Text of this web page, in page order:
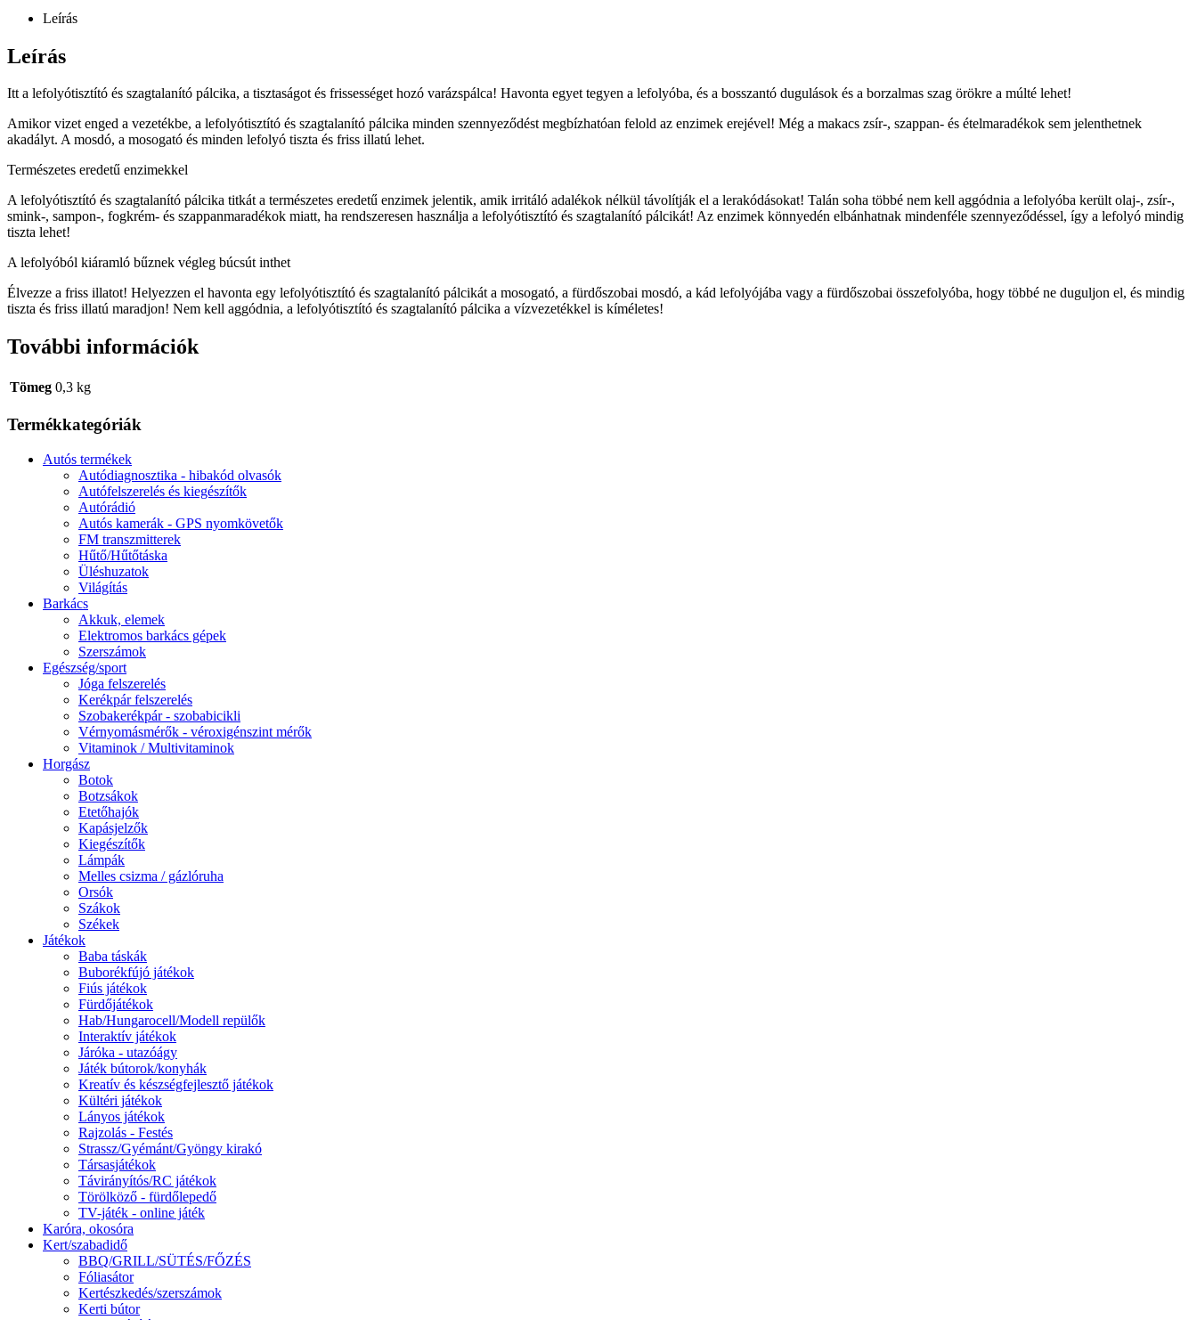
Leírás
Leírás
Itt a lefolyótisztító és szagtalanító pálcika, a tisztaságot és frissességet hozó varázspálca! Havonta egyet tegyen a lefolyóba, és a bosszantó dugulások és a borzalmas szag örökre a múlté lehet!
Amikor vizet enged a vezetékbe, a lefolyótisztító és szagtalanító pálcika minden szennyeződést megbízhatóan felold az enzimek erejével! Még a makacs zsír-, szappan- és ételmaradékok sem jelenthetnek
akadályt. A mosdó, a mosogató és minden lefolyó tiszta és friss illatú lehet.
Természetes eredetű enzimekkel
A lefolyótisztító és szagtalanító pálcika titkát a természetes eredetű enzimek jelentik, amik irritáló adalékok nélkül távolítják el a lerakódásokat! Talán soha többé nem kell aggódnia a lefolyóba került olaj-, zsír-,
smink-, sampon-, fogkrém- és szappanmaradékok miatt, ha rendszeresen használja a lefolyótisztító és szagtalanító pálcikát! Az enzimek könnyedén elbánhatnak mindenféle szennyeződéssel, így a lefolyó mindig
tiszta lehet!
A lefolyóból kiáramló bűznek végleg búcsút inthet
Élvezze a friss illatot! Helyezzen el havonta egy lefolyótisztító és szagtalanító pálcikát a mosogató, a fürdőszobai mosdó, a kád lefolyójába vagy a fürdőszobai összefolyóba, hogy többé ne duguljon el, és mindig
tiszta és friss illatú maradjon! Nem kell aggódnia, a lefolyótisztító és szagtalanító pálcika a vízvezetékkel is kíméletes!
További információk
Tömeg 0,3 kg
Termékkategóriák
Autós termékek
Autódiagnosztika - hibakód olvasók
Autófelszerelés és kiegészítők
Autórádió
Autós kamerák - GPS nyomkövetők
FM transzmitterek
Hűtő/Hűtőtáska
Üléshuzatok
Világítás
Barkács
Akkuk, elemek
Elektromos barkács gépek
Szerszámok
Egészség/sport
Jóga felszerelés
Kerékpár felszerelés
Szobakerékpár - szobabicikli
Vérnyomásmérők - véroxigénszint mérők
Vitaminok / Multivitaminok
Horgász
Botok
Botzsákok
Etetőhajók
Kapásjelzők
Kiegészítők
Lámpák
Melles csizma / gázlóruha
Orsók
Szákok
Székek
Játékok
Baba táskák
Buborékfújó játékok
Fiús játékok
Fürdőjátékok
Hab/Hungarocell/Modell repülők
Interaktív játékok
Járóka - utazóágy
Játék bútorok/konyhák
Kreatív és készségfejlesztő játékok
Kültéri játékok
Lányos játékok
Rajzolás - Festés
Strassz/Gyémánt/Gyöngy kirakó
Társasjátékok
Távirányítós/RC játékok
Törölköző - fürdőlepedő
TV-játék - online játék
Karóra, okosóra
Kert/szabadidő
BBQ/GRILL/SÜTÉS/FŐZÉS
Fóliasátor
Kertészkedés/szerszámok
Kerti bútor